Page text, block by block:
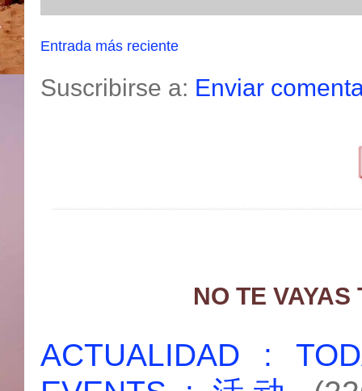
Entrada más reciente
Suscribirse a: Enviar
NO TE
ACTUALIDAD :